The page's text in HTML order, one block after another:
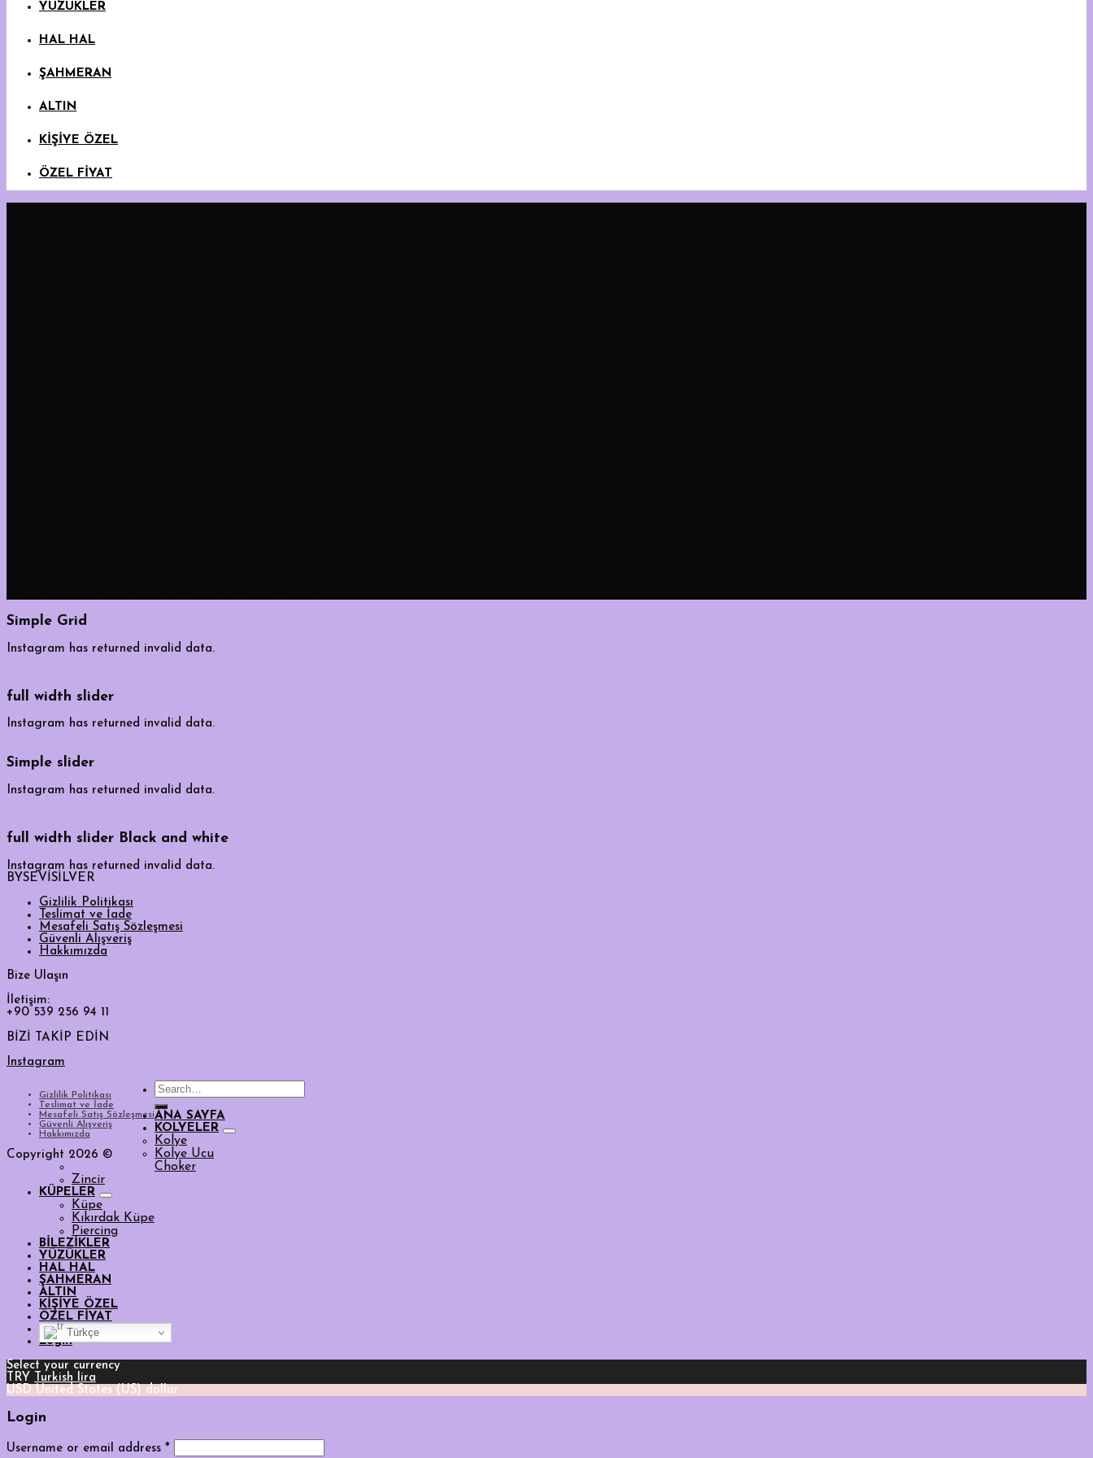
YÜZÜKLER
HAL HAL
ŞAHMERAN
ALTIN
KİŞİYE ÖZEL
ÖZEL FİYAT
Simple Grid
Instagram has returned invalid data.
full width slider
Instagram has returned invalid data.
Simple slider
Instagram has returned invalid data.
full width slider Black and white
Instagram has returned invalid data.
BYSEVİSİLVER
Gizlilik Politikası
Teslimat ve İade
Mesafeli Satış Sözleşmesi
Güvenli Alışveriş
Hakkımızda
Bize Ulaşın
İletişim:
+90 539 256 94 11
BİZİ TAKİP EDİN
Instagram
Gizlilik Politikası
Teslimat ve İade
Mesafeli Satış Sözleşmesi
Güvenli Alışveriş
Hakkımızda
Copyright 2026 ©
Search
for:
ANA SAYFA
KOLYELER
Kolye
Kolye Ucu
Choker
Zincir
KÜPELER
Küpe
Kıkırdak Küpe
Piercing
BİLEZİKLER
YÜZÜKLER
HAL HAL
ŞAHMERAN
ALTIN
KİŞİYE ÖZEL
ÖZEL FİYAT
Türkçe
Login
Select your currency
TRY
Turkish lira
USD United States (US) dollar
Login
Username or email address *